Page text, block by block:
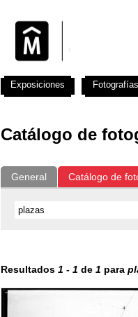
Catálogo de
General Catálogo de
Resultados 1 - 1 de 1 para
Exposiciones